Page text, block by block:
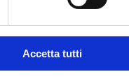
Accetta tutti
ANT Italia